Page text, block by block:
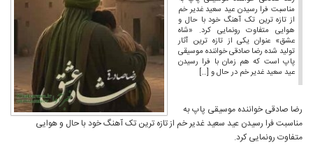
مناسبت فرا رسیدن عید سعید غدیر خم
از تازه ترین تک آهنگ خود با حال و
هوایی متفاوت رونمایی کرد. «شاه
عشق» عنوان یکی از تازه ترین آثار
تولید شده رضا صادقی خواننده موسیقی
پاپ است که هم زمان با فرا رسیدن
عید سعید غدیر خم در حال و […]
رضا صادقی خواننده موسیقی پاپ به
مناسبت فرا رسیدن عید سعید غدیر خم از تازه ترین تک آهنگ خود با حال و هوایی
متفاوت رونمایی کرد.